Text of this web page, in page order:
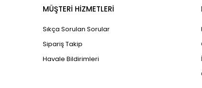
MÜŞTERİ HİZMETLERİ
Sıkça Sorulan Sorular
Sipariş Takip
Havale Bildirimleri